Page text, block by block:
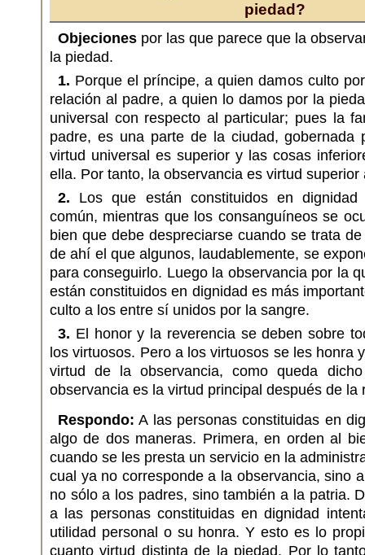
piedad?
Objeciones por las que parece que la
la piedad.
1. Porque el príncipe, a quien damos culto
relación al padre, a quien lo damos por la
universal con respecto al particular; pues la
padre, es una parte de la ciudad, gobernada
virtud universal es superior y las cosas
ella. Por tanto, la observancia es virtud superior
2. Los que están constituidos en
común, mientras que los consanguíneos se
bien que debe despreciarse cuando se trata
de ahí el que algunos, laudablemente, se
para conseguirlo. Luego la observancia por la
están constituidos en dignidad es más
culto a los entre sí unidos por la sangre.
3. El honor y la reverencia se deben sobre
los virtuosos. Pero a los virtuosos se les honra
virtud de la observancia, como queda
observancia es la virtud principal después de la
Respondo: A las personas constituidas en
algo de dos maneras. Primera, en orden al
cuando se les presta un servicio en la
cual ya no corresponde a la observancia, sino
no sólo a los padres, sino también a la patria.
a las personas constituidas en dignidad
utilidad personal o su honra. Y esto es lo
cuanto virtud distinta de la piedad. Por lo